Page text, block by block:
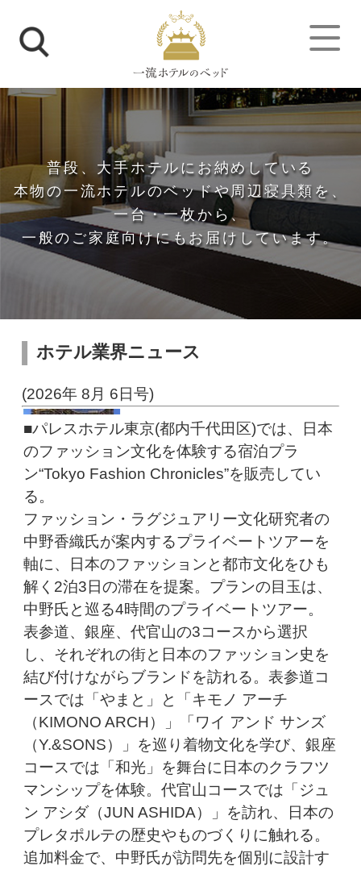
普段、大手ホテルにお納めしている
本物の一流ホテルのベッドや周辺寝具類を、
一台・一枚から、
一般のご家庭向けにもお届けしています。
ホテル業界ニュース
(2026年 8月 6日号)
■パレスホテル東京(都内千代田区)では、日本
のファッション文化を体験する宿泊プラ
ン“Tokyo Fashion Chronicles”を販売してい
る。
ファッション・ラグジュアリー文化研究者の
中野香織氏が案内するプライベートツアーを
軸に、日本のファッションと都市文化をひも
解く2泊3日の滞在を提案。プランの目玉は、
中野氏と巡る4時間のプライベートツアー。
表参道、銀座、代官山の3コースから選択
し、それぞれの街と日本のファッション史を
結び付けながらブランドを訪れる。表参道コ
ースでは「やまと」と「キモノ アーチ
（KIMONO ARCH）」「ワイ アンド サンズ
（Y.&SONS）」を巡り着物文化を学び、銀座
コースでは「和光」を舞台に日本のクラフツ
マンシップを体験。代官山コースでは「ジュ
ン アシダ（JUN ASHIDA）」を訪れ、日本の
プレタポルテの歴史やものづくりに触れる。
追加料金で、中野氏が訪問先を個別に設計す